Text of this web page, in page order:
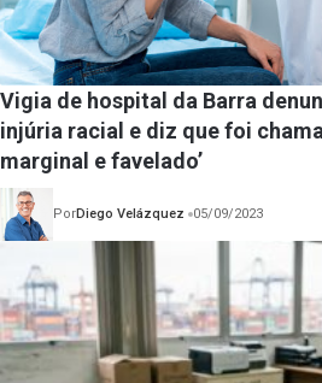
Vigia de hospital da Barra
injúria racial e diz que foi
marginal e favelado’
PorDiego Velázquez 05/09/2023